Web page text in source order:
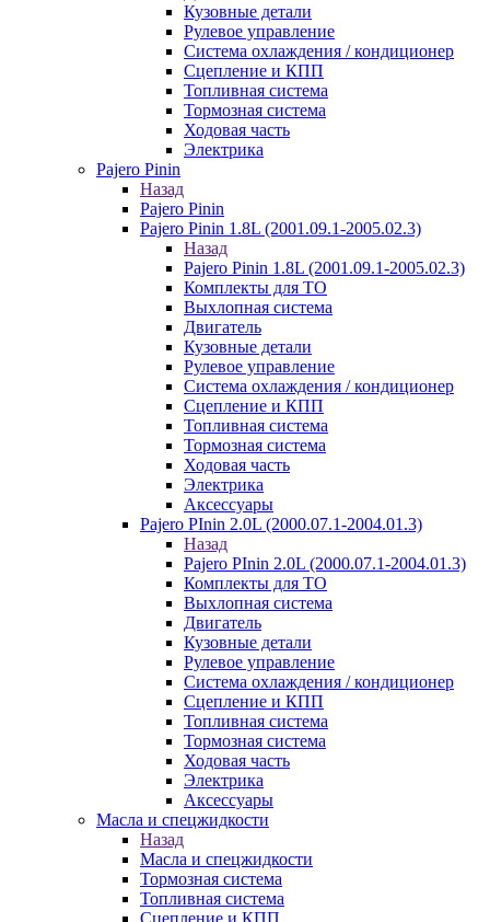
Кузовные детали
Рулевое управление
Система охлаждения / кондиционер
Сцепление и КПП
Топливная система
Тормозная система
Ходовая часть
Электрика
Pajero Pinin
Назад
Pajero Pinin
Pajero Pinin 1.8L (2001.09.1-2005.02.3)
Назад
Pajero Pinin 1.8L (2001.09.1-2005.02.3)
Комплекты для ТО
Выхлопная система
Двигатель
Кузовные детали
Рулевое управление
Система охлаждения / кондиционер
Сцепление и КПП
Топливная система
Тормозная система
Ходовая часть
Электрика
Аксессуары
Pajero PInin 2.0L (2000.07.1-2004.01.3)
Назад
Pajero PInin 2.0L (2000.07.1-2004.01.3)
Комплекты для ТО
Выхлопная система
Двигатель
Кузовные детали
Рулевое управление
Система охлаждения / кондиционер
Сцепление и КПП
Топливная система
Тормозная система
Ходовая часть
Электрика
Аксессуары
Масла и спецжидкости
Назад
Масла и спецжидкости
Тормозная система
Топливная система
Сцепление и КПП